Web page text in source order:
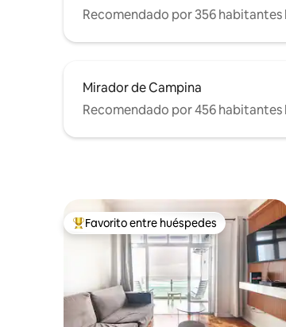
Recomendado por 356 habitantes
Mirador de Campina
Recomendado por 456 habitantes
De los mejores en Favorito entre
Favorito entre huéspedes